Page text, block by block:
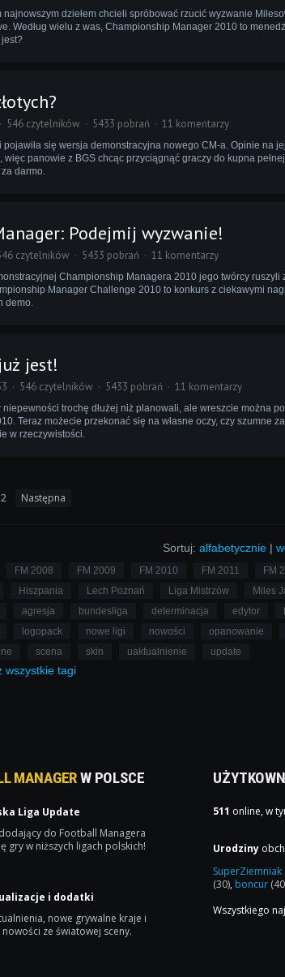
najnowszym dziełem chcieli spróbować rzucić wyzwanie
Według wielu z was, Championship Manager 2010 to
546 czytelników 5433 pobrań 11 komentarzy
pojawiła się wersja demonstracyjna nowego CM-a. Opinie na
panowie z BGS chcąc przyciągnąć graczy do kupna
darmo.
Podejmij wyzwanie!
czytelników 5433 pobrań 11 komentarzy
Championship Managera 2010 jego twórcy ruszyli
Manager Challenge 2010 to konkurs z ciekawymi
demo.
jest!
546 czytelników 5433 pobrań 11 komentarzy
trochę dłużej niż planowali, ale wreszcie można
Teraz możecie przekonać się na własne oczy, czy szumne
w rzeczywistości.
2 Następna
Sortuj: alfabetycznie |
FM 2008 FM 2009 FM 2010 FM 2011 FM
Hiszpania Lech Poznań Liga Mistrzów
Miles
agresja bundesliga determinacja edytor
logopack nowe ligi nowości opanowanie
scena skin uaktualnienie update
wszystkietagi
MANAGERW POLSCE
Liga Update
do Football Managera
gry w niższych ligach polskich!
i dodatki
nowe grywalne kraje i
nowości ze światowej sceny.
511 online, w
Urodziny
SuperZiemniak
(30), boncur
Wszystkiego